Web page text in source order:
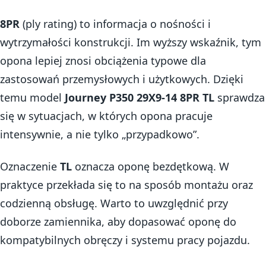
8PR (ply rating) to informacja o nośności i
wytrzymałości konstrukcji. Im wyższy wskaźnik, tym
opona lepiej znosi obciążenia typowe dla
zastosowań przemysłowych i użytkowych. Dzięki
temu model Journey P350 29X9-14 8PR TL sprawdza
się w sytuacjach, w których opona pracuje
intensywnie, a nie tylko „przypadkowo”.
Oznaczenie TL oznacza oponę bezdętkową. W
praktyce przekłada się to na sposób montażu oraz
codzienną obsługę. Warto to uwzględnić przy
doborze zamiennika, aby dopasować oponę do
kompatybilnych obręczy i systemu pracy pojazdu.